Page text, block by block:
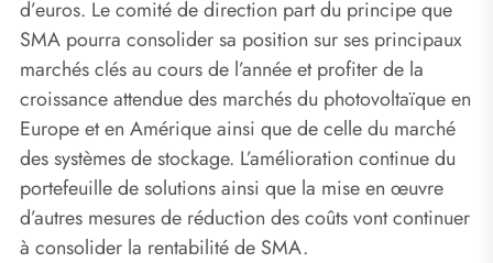
d’euros. Le comité de direction part du principe que
SMA pourra consolider sa position sur ses principaux
marchés clés au cours de l’année et profiter de la
croissance attendue des marchés du photovoltaïque en
Europe et en Amérique ainsi que de celle du marché
des systèmes de stockage. L’amélioration continue du
portefeuille de solutions ainsi que la mise en œuvre
d’autres mesures de réduction des coûts vont continuer
à consolider la rentabilité de SMA.